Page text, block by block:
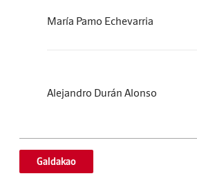
María Pamo Echevarria
Alejandro Durán Alonso
Galdakao